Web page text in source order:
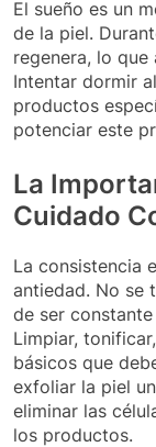
El sueño es un
de la piel.
regenera, lo que
Intentar dormir
productos
potenciar este
La
Cuidado
La consistencia
antiedad. No se
de ser
Limpiar,
básicos que
exfoliar la piel
eliminar las
los productos.